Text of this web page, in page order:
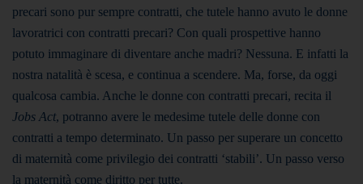
precari sono pur sempre contratti, che tutele hanno avuto le donne
lavoratrici con contratti precari? Con quali prospettive hanno
potuto immaginare di diventare anche madri? Nessuna. E infatti la
nostra natalità è scesa, e continua a scendere. Ma, forse, da oggi
qualcosa cambia. Anche le donne con contratti precari, recita il
Jobs Act, potranno avere le medesime tutele delle donne con
contratti a tempo determinato. Un passo per superare un concetto
di maternità come privilegio dei contratti ‘stabili’. Un passo verso
la maternità come diritto per tutte.